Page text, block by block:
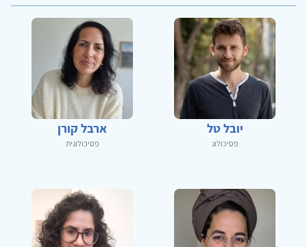
יובל טל
פסיכולוג
ארבל קורן
פסיכולוגית